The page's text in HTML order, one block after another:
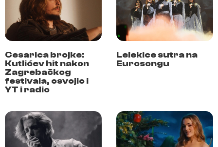
Cesarica brojke:
Kutlićev hit nakon
Zagrebačkog
festivala, osvojio i
YT i radio
Lelekice sutra na
Eurosongu